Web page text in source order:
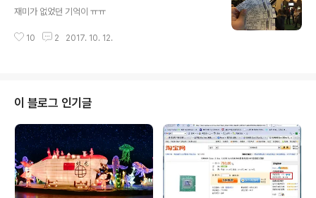
재미가 없었던 기억이 ㅠㅠ
10 2 2017. 10. 12.
이 블로그 인기글